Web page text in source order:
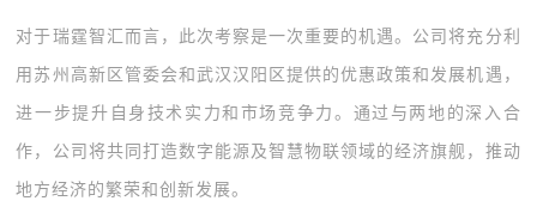
对于瑞霆智汇而言，此次考察是一次重要的机遇。公司将充分利
用苏州高新区管委会和武汉汉阳区提供的优惠政策和发展机遇，
进一步提升自身技术实力和市场竞争力。通过与两地的深入合
作，公司将共同打造数字能源及智慧物联领域的经济旗舰，推动
地方经济的繁荣和创新发展。